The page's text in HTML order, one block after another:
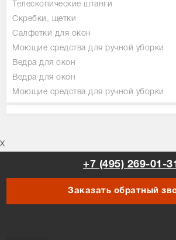
Телескопические штанги
Скребки, щетки
Салфетки для окон
Моющие средства для ручной уборки
Ведра для окон
Ведра для окон
Моющие средства для ручной уборки
X
+7 (495) 269-01-31
Заказать обратный